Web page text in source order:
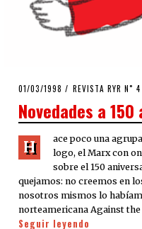
POSTED
01/03/1998 12/04/2020
REVISTA RYR N˚ 4
Novedades a
H
ace poco una
logo, el Marx con
sobre el 150
quejamos: no creemos en
nosotros mismos lo
norteamericana Against
Seguir leyendo